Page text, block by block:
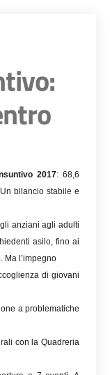
2017: 68,6
bilancio stabile e
anziani agli adulti
asilo, fino ai
Ma l’impegno
di giovani
a problematiche
con la Quadreria